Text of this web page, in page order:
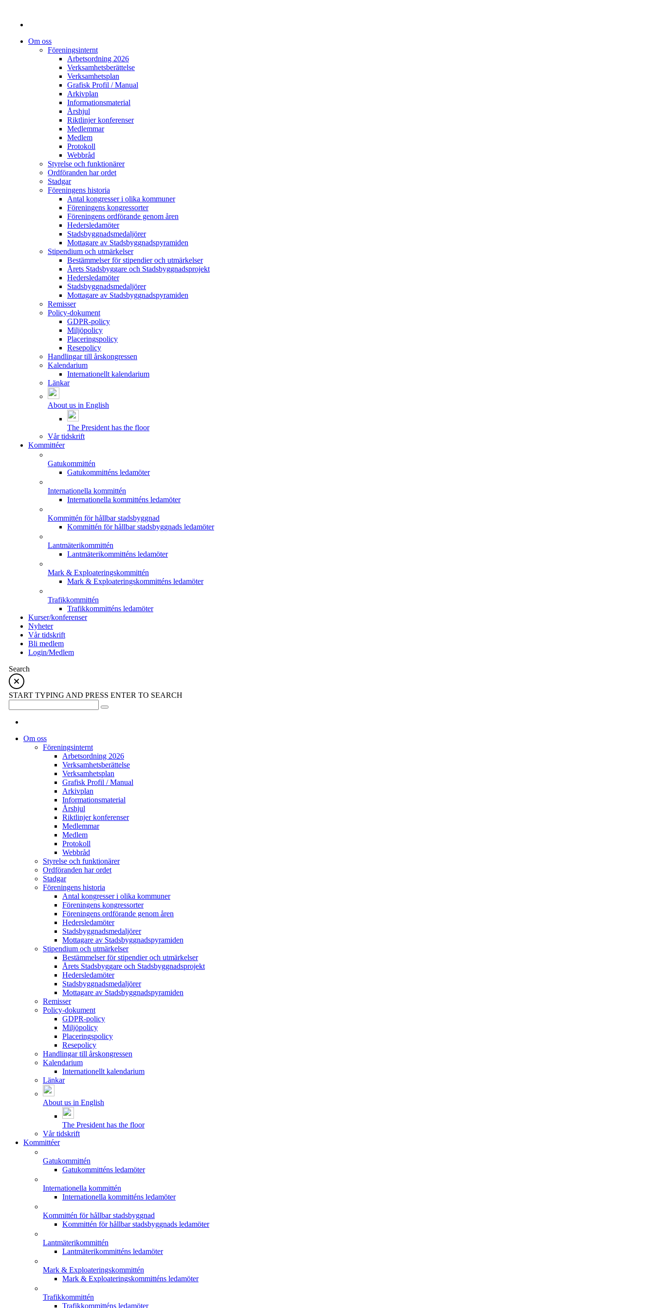
Om oss
Föreningsinternt
Arbetsordning 2026
Verksamhetsberättelse
Verksamhetsplan
Grafisk Profil / Manual
Arkivplan
Informationsmaterial
Årshjul
Riktlinjer konferenser
Medlemmar
Medlem
Protokoll
Webbråd
Styrelse och funktionärer
Ordföranden har ordet
Stadgar
Föreningens historia
Antal kongresser i olika kommuner
Föreningens kongressorter
Föreningens ordförande genom åren
Hedersledamöter
Stadsbyggnadsmedaljörer
Mottagare av Stadsbyggnadspyramiden
Stipendium och utmärkelser
Bestämmelser för stipendier och utmärkelser
Årets Stadsbyggare och Stadsbyggnadsprojekt
Hedersledamöter
Stadsbyggnadsmedaljörer
Mottagare av Stadsbyggnadspyramiden
Remisser
Policy-dokument
GDPR-policy
Miljöpolicy
Placeringspolicy
Resepolicy
Handlingar till årskongressen
Kalendarium
Internationellt kalendarium
Länkar
About us in English
The President has the floor
Vår tidskrift
Kommittéer
Gatukommittén
Gatukommitténs ledamöter
Internationella kommittén
Internationella kommitténs ledamöter
Kommittén för hållbar stadsbyggnad
Kommittén för hållbar stadsbyggnads ledamöter
Lantmäterikommittén
Lantmäterikommitténs ledamöter
Mark & Exploateringskommittén
Mark & Exploateringskommitténs ledamöter
Trafikkommittén
Trafikkommitténs ledamöter
Kurser/konferenser
Nyheter
Vår tidskrift
Bli medlem
Login/Medlem
Search
START TYPING AND PRESS ENTER TO SEARCH
Om oss
Föreningsinternt
Arbetsordning 2026
Verksamhetsberättelse
Verksamhetsplan
Grafisk Profil / Manual
Arkivplan
Informationsmaterial
Årshjul
Riktlinjer konferenser
Medlemmar
Medlem
Protokoll
Webbråd
Styrelse och funktionärer
Ordföranden har ordet
Stadgar
Föreningens historia
Antal kongresser i olika kommuner
Föreningens kongressorter
Föreningens ordförande genom åren
Hedersledamöter
Stadsbyggnadsmedaljörer
Mottagare av Stadsbyggnadspyramiden
Stipendium och utmärkelser
Bestämmelser för stipendier och utmärkelser
Årets Stadsbyggare och Stadsbyggnadsprojekt
Hedersledamöter
Stadsbyggnadsmedaljörer
Mottagare av Stadsbyggnadspyramiden
Remisser
Policy-dokument
GDPR-policy
Miljöpolicy
Placeringspolicy
Resepolicy
Handlingar till årskongressen
Kalendarium
Internationellt kalendarium
Länkar
About us in English
The President has the floor
Vår tidskrift
Kommittéer
Gatukommittén
Gatukommitténs ledamöter
Internationella kommittén
Internationella kommitténs ledamöter
Kommittén för hållbar stadsbyggnad
Kommittén för hållbar stadsbyggnads ledamöter
Lantmäterikommittén
Lantmäterikommitténs ledamöter
Mark & Exploateringskommittén
Mark & Exploateringskommitténs ledamöter
Trafikkommittén
Trafikkommitténs ledamöter